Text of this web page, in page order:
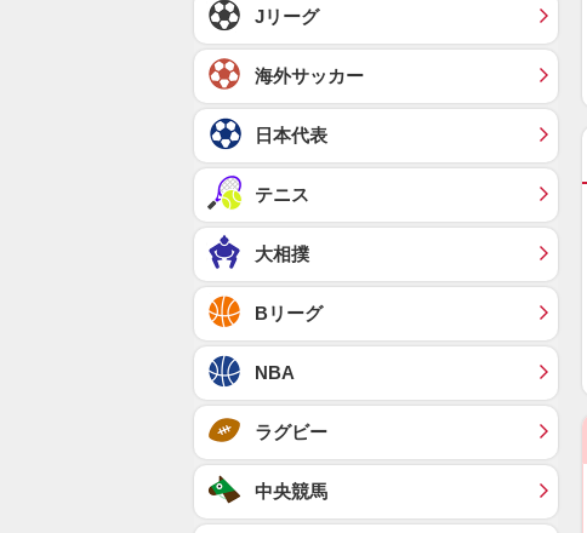
Jリーグ
海外サッカー
日本代表
テニス
大相撲
Bリーグ
NBA
ラグビー
中央競馬